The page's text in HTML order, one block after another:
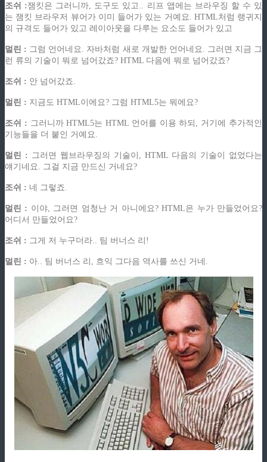
조쉬 :잼킷 은 그러니까, 도구도 있고.. 리프 앱에는 브라우징 할 수 있
는 잼킷 브라우저 뷰어가 이미 들어가 있는 거예요. HTML처럼 랭귀지
의 규격도 들어가 있고 레이아웃을 다루는 요소도 들어가 있고
멀린 : 그럼 언어네요. 자바처럼 새로 개발한 언어네요. 그러면 지금 그
런 류의 기술이 뭐로 넘어갔죠? HTML 다음에 뭐로 넘어갔죠?
조쉬 : 안 넘어갔죠.
멀린 : 지금도 HTML이에요? 그럼 HTML5는 뭐에요?
조쉬 : 그러니까 HTML5는 HTML 언어를 이용 하되, 거기에 추가적인
기능들을 더 붙인 거예요.
멀린 : 그러면 웹브라우징의 기술이, HTML 다음의 기술이 없었다는
얘기네요. 그걸 지금 만드신 거네요?
조쉬 : 네 그렇죠.
멀린 : 이야, 그러면 엄청난 거 아니에요? HTML은 누가 만들었어요?
어디서 만들었어요?
조쉬 : 그게 저 누구더라.. 팀 버너스 리!
멀린 : 아.. 팀 버너스 리, 흐익 그다음 역사를 쓰신 거네.